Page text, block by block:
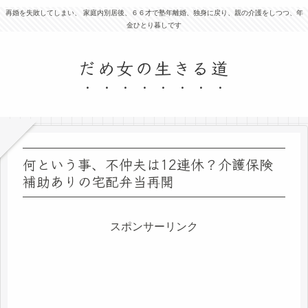
再婚を失敗してしまい、 家庭内別居後、６６才で塾年離婚、独身に戻り、親の介護をしつつ、年
金ひとり暮しです
だめ女の生きる道
何という事、不仲夫は12連休？介護保険
補助ありの宅配弁当再開
スポンサーリンク